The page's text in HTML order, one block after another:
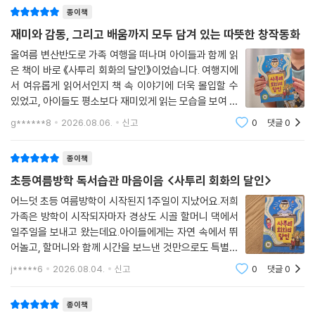
방된 도시 사람 등 변화와 대립의 집합소 같은 이 동화는 ‘사랑과 가족’이라
는 이름으로 복잡하기만 한 문제들을 무력화시킨다. 웃음을 유발하는 다양
한 캐릭터 덕분에 복잡한 문제들은 사람들 사이에 벌어지는 일, 사람들이
해결할 수 있는 일이라는, 희망을 주는 사람 냄새가 가득 담긴 동화다.
종이책
재미와 감동, 그리고 배움까지 모두 담겨 있는 따뜻한 창작동화
올여름 변산반도로 가족 여행을 떠나며 아이들과 함께 읽
은 책이 바로 《사투리 회화의 달인》이었습니다. 여행지에
서 여유롭게 읽어서인지 책 속 이야기에 더욱 몰입할 수
있었고, 아이들도 평소보다 재미있게 읽는 모습을 보여 기
억에 오래 남는 독서 시간이 되었습니다.처음에는 제목만
보고 제주 사투리를 배우는 유쾌한 이야기라고 생각했는
g******8 2026.08.06. 신고 0 댓글0
종이책
초등여름방학 독서습관 마음이음 <사투리 회화의 달인>
어느덧 초등 여름방학이 시작된지 1주일이 지났어요.저희
가족은 방학이 시작되자마자 경상도 시골 할머니 댁에서
일주일을 보내고 왔는데요.아이들에게는 자연 속에서 뛰
어놀고, 할머니와 함께 시간을 보느낸 것만으로도 특별한
추억이 되는 시간이었는데 휴가중에도 빠질 수 없는 것이
바로 독서습관이죠.평소에 할머니 댁에 갈 때마다 할머니
j*****6 2026.08.04. 신고 0 댓글0
종이책